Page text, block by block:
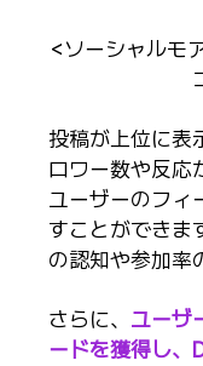
<ソーシャルモ
投稿が上位に表
ロワー数や反応
ユーザーのフィ
すことができま
の認知や参加率
さらに、 ユーザ
ードを獲得し、